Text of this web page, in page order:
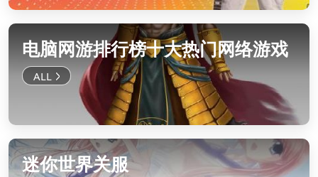
电脑网游排行榜十大热门网络游戏
迷你世界关服